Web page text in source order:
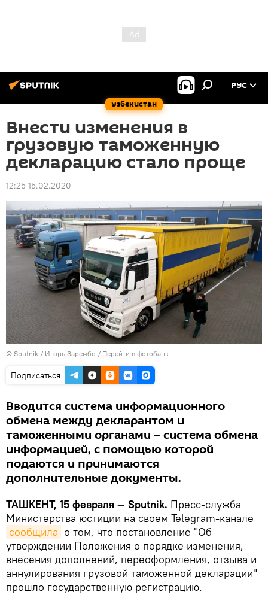
Узбекистан
РУС
Внести изменения в
грузовую таможенную
декларацию стало проще
12:25 15.02.2020
© Sputnik / Игорь Зарембо / Перейти в фотобанк
Подписаться
Вводится система информационного
обмена между декларантом и
таможенными органами – система обмена
информацией, с помощью которой
подаются и принимаются
дополнительные документы.
ТАШКЕНТ, 15 февраля — Sputnik. Пресс-служба
Министерства юстиции на своем Telegram-канале
сообщила о том, что постановление "Об
утверждении Положения о порядке изменения,
внесения дополнений, переоформления, отзыва и
аннулирования грузовой таможенной декларации"
прошло государственную регистрацию.